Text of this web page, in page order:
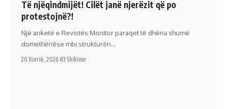
Të njëqindmijët! Cilët janë njerëzit që po
protestojnë?!
Një anketë e Revistës Monitor paraqet të dhëna shumë
domethënëse mbi strukturën…
20 Korrik, 2026 83 Shikime